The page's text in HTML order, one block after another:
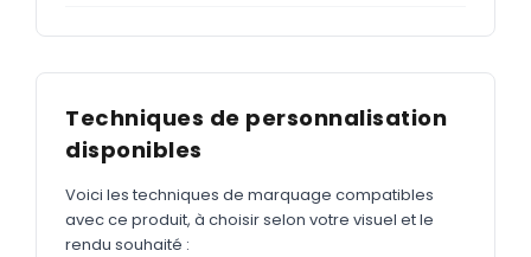
Techniques de personnalisation
disponibles
Voici les techniques de marquage compatibles
avec ce produit, à choisir selon votre visuel et le
rendu souhaité :